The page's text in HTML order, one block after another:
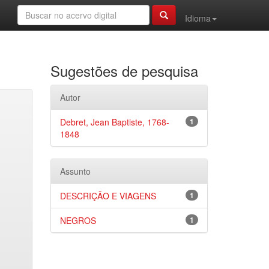
Idioma
Sugestões de pesquisa
Autor
1
Debret, Jean Baptiste, 1768-
1848
Assunto
1
DESCRIÇÃO E VIAGENS
1
NEGROS